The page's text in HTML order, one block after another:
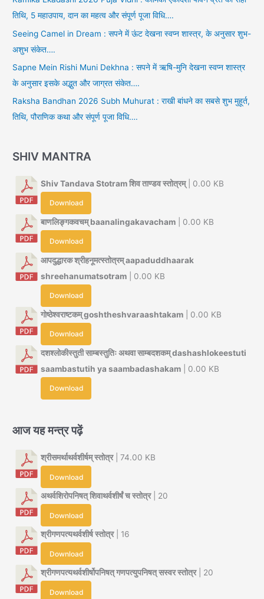
तिथि, 5 महाउपाय, दान का महत्व और संपूर्ण पूजा विधि….
Seeing Camel in Dream : सपने में ऊंट देखना स्वप्न शास्त्र, के अनुसार शुभ-
अशुभ संकेत….
Sapne Mein Rishi Muni Dekhna : सपने में ऋषि-मुनि देखना स्वप्न शास्त्र
के अनुसार इसके अद्भुत और जाग्रत संकेत….
Raksha Bandhan 2026 Subh Muhurat : राखी बांधने का सबसे शुभ मुहूर्त,
तिथि, पौराणिक कथा और संपूर्ण पूजा विधि….
SHIV MANTRA
Shiv Tandava Stotram शिव ताण्डव स्तोत्रम्| 0.00 KB
Download
बाणलिङ्गकवचम् baanalingakavacham | 0.00 KB
Download
आपदुद्धारक श्रीहनूमत्स्तोत्रम् aapaduddhaarak
shreehanumatsotram | 0.00 KB
Download
गोष्ठेश्वराष्टकम् goshtheshvaraashtakam | 0.00 KB
Download
दशश्लोकीस्तुती साम्बस्तुतिः अथवा साम्बदशकम् dashashlokeestuti
saambastutih ya saambadashakam | 0.00 KB
Download
आज यह मन्त्र पढ़ें
श्रीसमर्थाथर्वशीर्षम् स्तोत्र| 74.00 KB
Download
अथर्वशिरोपनिषत् शिवाथर्वशीर्षं च स्तोत्र| 20
Download
श्रीगणपत्यथर्वशीर्ष स्तोत्र| 16
Download
श्रीगणपत्यथर्वशीर्षोपनिषत् गणपत्युपनिषत् सस्वर स्तोत्र| 20
Download